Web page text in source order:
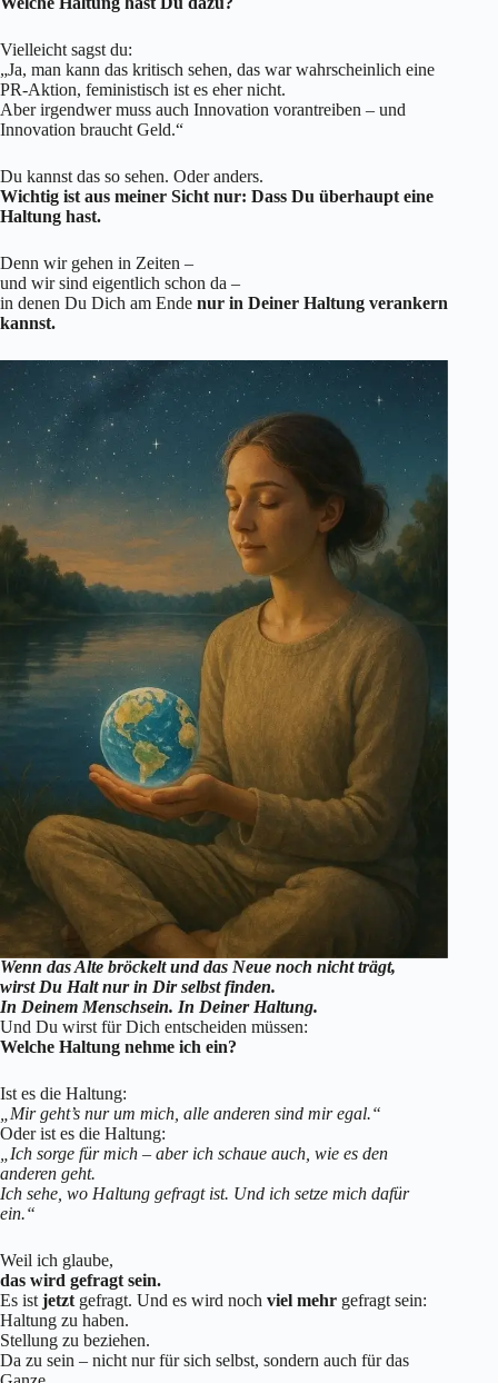
Vielleicht sagst du:
„Ja, man kann das kritisch sehen, das war wahrscheinlich eine
PR-Aktion, feministisch ist es eher nicht.
Aber irgendwer muss auch Innovation vorantreiben – und
Innovation braucht Geld.“
Du kannst das so sehen. Oder anders.
Wichtig ist aus meiner Sicht nur: Dass Du überhaupt eine
Haltung hast.
Denn wir gehen in Zeiten –
und wir sind eigentlich schon da –
in denen Du Dich am Ende nur in Deiner Haltung verankern
kannst.
Wenn das Alte bröckelt und das Neue noch nicht trägt,
wirst Du Halt nur in Dir selbst finden.
In Deinem Menschsein. In Deiner Haltung.
Und Du wirst für Dich entscheiden müssen:
Welche Haltung nehme ich ein?
Ist es die Haltung:
„Mir geht’s nur um mich, alle anderen sind mir egal.“
Oder ist es die Haltung:
„Ich sorge für mich – aber ich schaue auch, wie es den
anderen geht.
Ich sehe, wo Haltung gefragt ist. Und ich setze mich dafür
ein.“
Weil ich glaube,
das wird gefragt sein.
Es ist jetzt gefragt. Und es wird noch viel mehr gefragt sein:
Haltung zu haben.
Stellung zu beziehen.
Da zu sein – nicht nur für sich selbst, sondern auch für das